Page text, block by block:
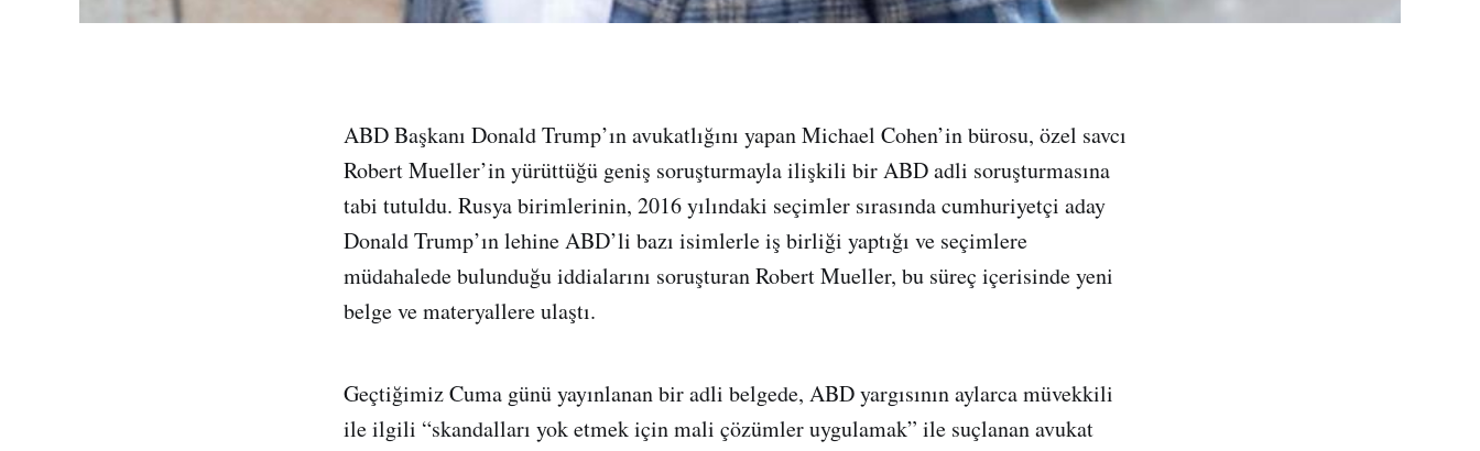
ABD Başkanı Donald Trump’ın avukatlığını yapan Michael Cohen’in bürosu, özel savcı
Robert Mueller’in yürüttüğü geniş soruşturmayla ilişkili bir ABD adli soruşturmasına
tabi tutuldu. Rusya birimlerinin, 2016 yılındaki seçimler sırasında cumhuriyetçi aday
Donald Trump’ın lehine ABD’li bazı isimlerle iş birliği yaptığı ve seçimlere
müdahalede bulunduğu iddialarını soruşturan Robert Mueller, bu süreç içerisinde yeni
belge ve materyallere ulaştı.
Geçtiğimiz Cuma günü yayınlanan bir adli belgede, ABD yargısının aylarca müvekkili
ile ilgili “skandalları yok etmek için mali çözümler uygulamak” ile suçlanan avukat